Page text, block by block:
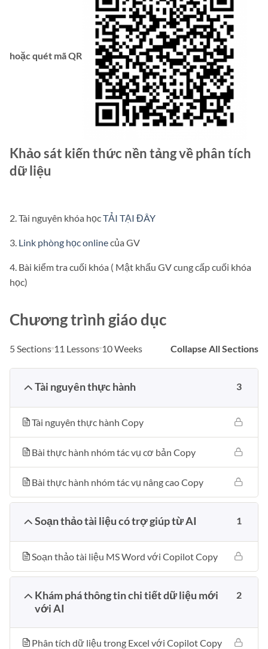
hoặc quét mã QR
Khảo sát kiến thức nền tảng về phân tích
dữ liệu
2. Tài nguyên khóa họcTẢI TẠI ĐÂY
3. Link phòng học onlinecủa GV
4. Bài kiểm tra cuối khóa ( Mật khẩu GV cung cấp cuối khóa
học)
Chương trình giáo dục
5 Sections 11 Lessons 10 Weeks Collapse All Sections
Tài nguyên thực hành 3
Tài nguyên thực hành Copy
Bài thực hành nhóm tác vụ cơ bản Copy
Bài thực hành nhóm tác vụ nâng cao Copy
Soạn thảo tài liệu có trợ giúp từ AI 1
Soạn thảo tài liệu MS Word với Copilot Copy
Khám phá thông tin chi tiết dữ liệu mới
với AI
2
Phân tích dữ liệu trong Excel với Copilot Copy